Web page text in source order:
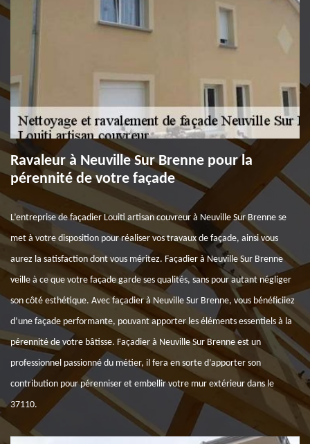
Ravaleur à Neuville Sur Brenne pour la
pérennité de votre façade
L’entreprise de façadier Louiti artisan couvreur à Neuville Sur Brenne se
met à votre disposition pour réaliser vos travaux de façade, ainsi vous
aurez la satisfaction dont vous méritez. Façadier à Neuville Sur Brenne
veille à ce que votre façade garde ses qualités, sans pour autant négliger
son côté esthétique. Avec façadier à Neuville Sur Brenne, vous bénéficiiez
d’une façade performante, pouvant apporter les éléments essentiels à la
pérennité de votre bâtisse. Façadier à Neuville Sur Brenne est un
professionnel passionné du métier, il fera en sorte d’apporter son
contribution pour pérenniser et embellir votre mur extérieur dans le
37110.